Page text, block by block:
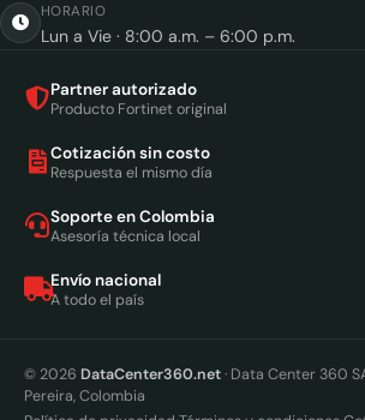
HORARIO
Lun a Vie · 8:00 a.m. – 6:00 p.m.
Partner autorizado
Producto Fortinet original
Cotización sin costo
Respuesta el mismo día
Soporte en Colombia
Asesoría técnica local
Envío nacional
A todo el país
© 2026 DataCenter360.net· Data Center 360
Pereira, Colombia